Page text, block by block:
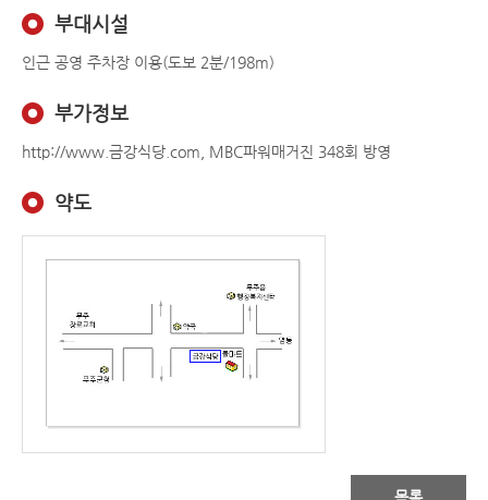
부대시설
인근 공영 주차장 이용(도보 2분/198m)
부가정보
http://www.금강식당.com, MBC파워매거진 348회 방영
약도
목록